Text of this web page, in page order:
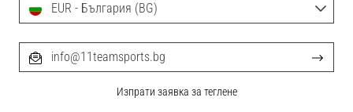
EUR - България (BG)
info@11teamsports.bg
Изпрати заявка за теглене